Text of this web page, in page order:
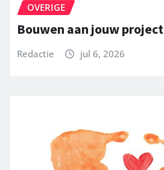
OVERIGE
Bouwen aan jouw project
Redactie jul 6, 2026